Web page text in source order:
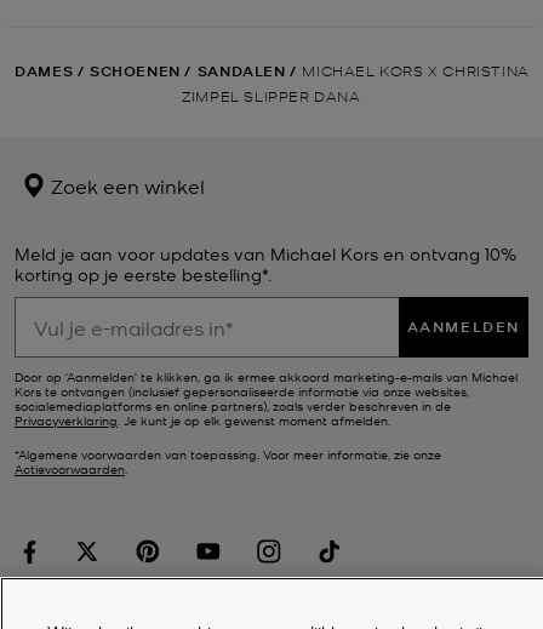
DAMES / SCHOENEN / SANDALEN / MICHAEL KORS X CHRISTINA
ZIMPEL SLIPPER DANA
Zoek een winkel
Meld je aan voor updates van Michael Kors en ontvang 10%
korting op je eerste bestelling*.
AANMELDEN
Door op ‘Aanmelden’ te klikken, ga ik ermee akkoord marketing-e-mails van Michael
Kors te ontvangen (inclusief gepersonaliseerde informatie via onze websites,
socialemediaplatforms en online partners), zoals verder beschreven in de
Privacyverklaring. Je kunt je op elk gewenst moment afmelden.
*Algemene voorwaarden van toepassing. Voor meer informatie, zie onze
Actievoorwaarden.